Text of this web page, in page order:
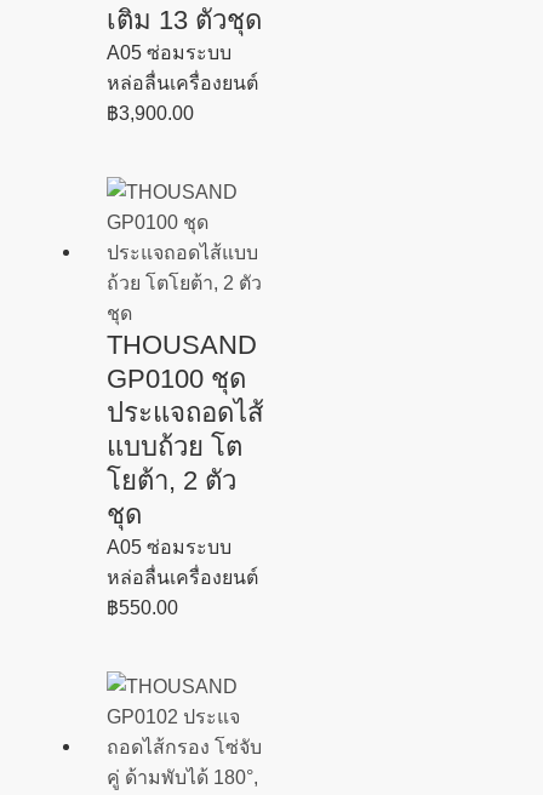
เติม 13 ตัวชุด
A05 ซ่อมระบบ
หล่อลื่นเครื่องยนต์
฿3,900.00
THOUSAND
GP0100 ชุด
ประแจถอดไส้
แบบถ้วย โต
โยต้า, 2 ตัว
ชุด
A05 ซ่อมระบบ
หล่อลื่นเครื่องยนต์
฿550.00